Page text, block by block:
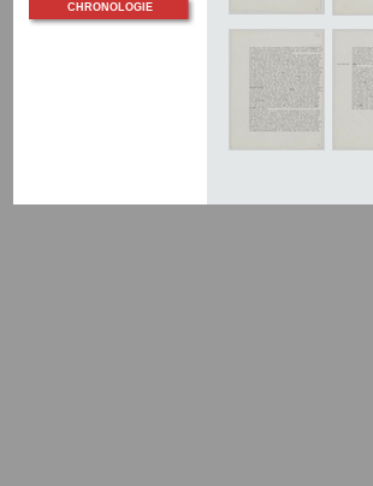
CHRONOLOGIE